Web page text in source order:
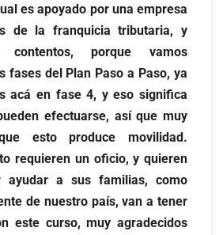
es apoyado por una empresa
de la franquicia tributaria, y
contentos, porque vamos
fases del Plan Paso a Paso, ya
acá en fase 4, y eso significa
efectuarse, así que muy
esto produce movilidad.
requieren un oficio, y quieren
ayudar a sus familias, como
de nuestro país, van a tener
este curso, muy agradecidos